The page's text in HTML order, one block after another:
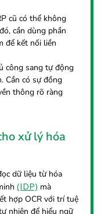
cũ có thể không
cần dùng phần
để kết nối liền
công sang tự động
Cần có sự đồng
thông rõ ràng
xử lý hóa
dữ liệu từ hóa
(IDP) mà
hợp OCR với trí tuệ
nhiên để hiểu ngữ